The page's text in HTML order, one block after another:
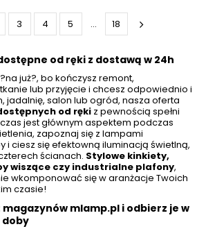
3 4 5 ...
18
od ręki z dostawą w 24h
już?, bo kończysz remont,
lub przyjęcie i chcesz odpowiednio i
jadalnię, salon lub ogród, nasza oferta
od ręki z pewnością spełni
jest głównym aspektem podczas
zapoznaj się z lampami
i ciesz się efektowną iluminacją świetlną,
ścianach. Stylowe kinkiety,
wiszące czy industrialne plafony,
wkomponować się w aranżacje Twoich
czasie!
mlamp.pl i odbierz je w
doby